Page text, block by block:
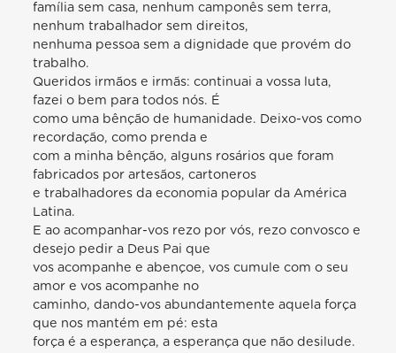
família sem casa, nenhum camponês sem terra,
nenhum trabalhador sem direitos,
nenhuma pessoa sem a dignidade que provém do
trabalho.
Queridos irmãos e irmãs: continuai a vossa luta,
fazei o bem para todos nós. É
como uma bênção de humanidade. Deixo-vos como
recordação, como prenda e
com a minha bênção, alguns rosários que foram
fabricados por artesãos, cartoneros
e trabalhadores da economia popular da América
Latina.
E ao acompanhar-vos rezo por vós, rezo convosco e
desejo pedir a Deus Pai que
vos acompanhe e abençoe, vos cumule com o seu
amor e vos acompanhe no
caminho, dando-vos abundantemente aquela força
que nos mantém em pé: esta
força é a esperança, a esperança que não desilude.